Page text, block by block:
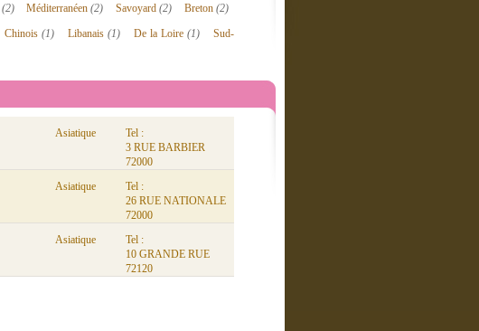
(2) Méditerranéen(2) Savoyard (2) Breton (2)
Chinois(1) Libanais (1) De la Loire(1)
Sud-
Asiatique
Tel :
3 RUE BARBIER
72000
Asiatique
Tel :
26 RUE NATIONALE
72000
Asiatique
Tel :
10 GRANDE RUE
72120